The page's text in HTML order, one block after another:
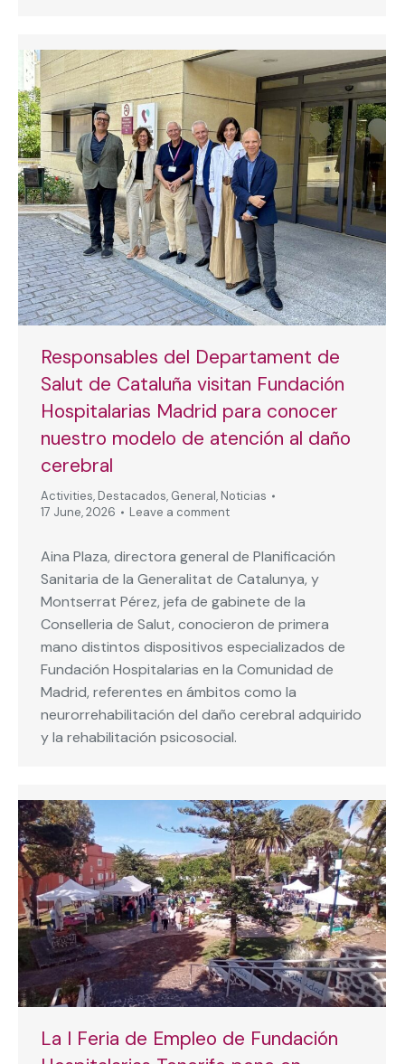
Responsables del Departament de
Salut de Cataluña visitan Fundación
Hospitalarias Madrid para conocer
nuestro modelo de atención al daño
cerebral
Activities, Destacados, General, Noticias
17 June, 2026
Leave a comment
Aina Plaza, directora general de Planificación
Sanitaria de la Generalitat de Catalunya, y
Montserrat Pérez, jefa de gabinete de la
Conselleria de Salut, conocieron de primera
mano distintos dispositivos especializados de
Fundación Hospitalarias en la Comunidad de
Madrid, referentes en ámbitos como la
neurorrehabilitación del daño cerebral adquirido
y la rehabilitación psicosocial.
La I Feria de Empleo de Fundación